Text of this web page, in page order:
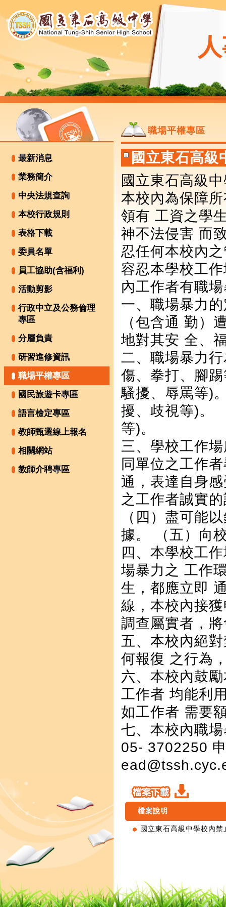
最新消息
業務簡介
中央法規查詢
本校行政規則
表格下載
委員名單
員工協助(含福利)
活動剪影
行政中立及公務倫理
專區
分層負責
研習進修資訊
職場平權專區
國民旅遊卡專區
語言檢定專區
教師甄選線上報名
相關網站
教師介聘專區
職場平權專區
國立東石高級
國立東石高級
本校內為保障
領有 工資之學
神不法侵害 而
忍任何本校內
容忍本學校工
內工作者有職
一、職場暴力
（包含通 勤）
地對其安 全、
二、職場暴力
傷、拳打、腳
騷擾、辱罵等)
擾、歧視等)。
等)。
三、學校工作
同單位之工作
通，表達自身
之工作者誠實
（四）盡可能
據。 （五）向
四、本學校工
場暴力之 工作
生，都應立即
線，本校內接
調查屬實者，
五、本校內絕
何報復 之行為
六、本校內鼓
工作者 均能利
如工作者 需要
七、本校內職
05- 3702250
檔案說明
國立東石高級中學校內